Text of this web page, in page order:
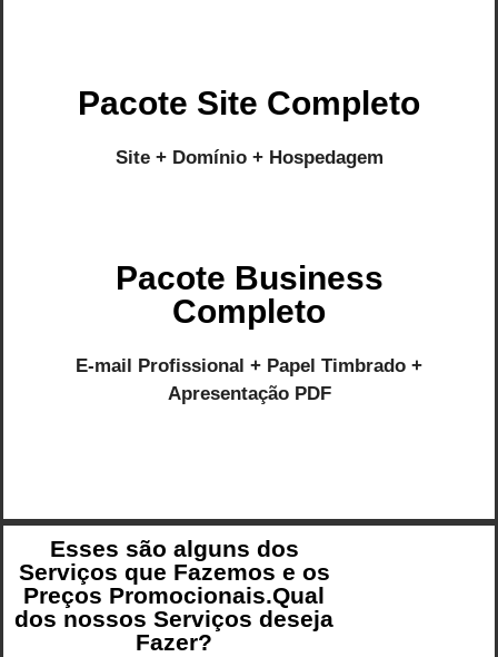
Pacote Site Completo
Site + Domínio + Hospedagem
Pacote Business
Completo
E-mail Profissional + Papel Timbrado +
Apresentação PDF
Esses são alguns dos
Serviços que Fazemos e os
Preços Promocionais.Qual
dos nossos Serviços deseja
Fazer?